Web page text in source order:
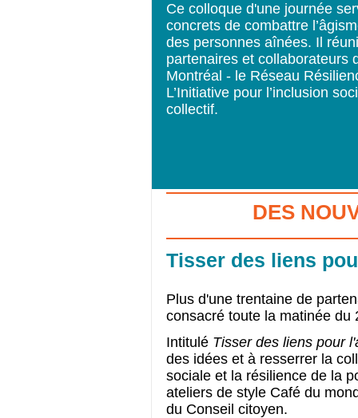
Ce colloque d'une journée
concrets de combattre
des personnes aînées. Il
partenaires et collaborateurs
Montréal - le Réseau
L’Initiative pour l’inclusion
collectif.
DES
Tisser des liens
Plus d'une trentaine de
consacré toute la matinée du
Intitulé Tisser des liens pour
des idées et à resserrer la
sociale et la résilience de la
ateliers de style Café du
du Conseil citoyen.